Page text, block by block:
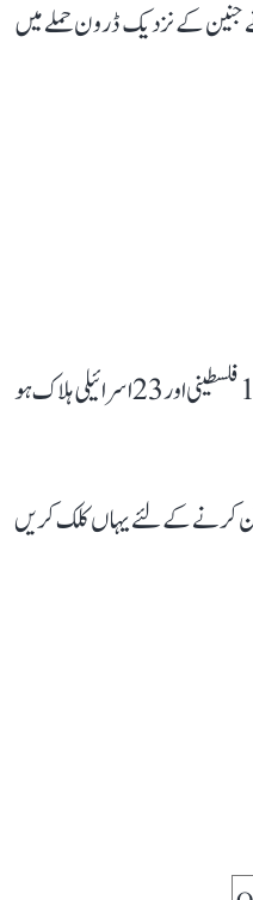
جنین کے نزدیک ڈرون حملے میں
اقوام متحدہ کے ایک ذیلی دفتر کے مطابق اس سال ہونے والے حملوں کے دوران اب تک 147 فلسطینی اور 23 اسرائیلی ہلاک ہو
کرنے کے لئے یہاں کلک کریں